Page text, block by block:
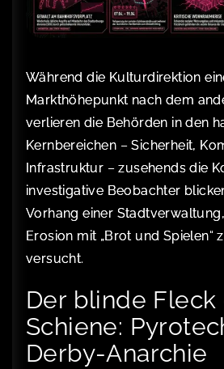
Während die Kulturdirektion
Markthöhepunkt nach dem
verlieren die Behörden in den
Kernbereichen – Sicherheit,
Infrastruktur – zusehends die
investigative Beobachter
Vorhang einer
Erosion mit „Brot und Spielen“
versucht.
Der blinde Fleck
Schiene:
Derby-Anarchie